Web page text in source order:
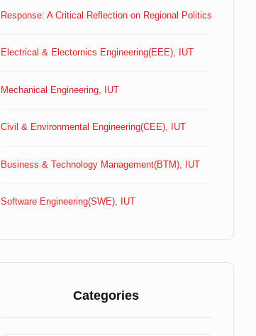
Response: A Critical Reflection on Regional Politics
Electrical & Electornics Engineering(EEE), IUT
Mechanical Engineering, IUT
Civil & Environmental Engineering(CEE), IUT
Business & Technology Management(BTM), IUT
Software Engineering(SWE), IUT
Categories